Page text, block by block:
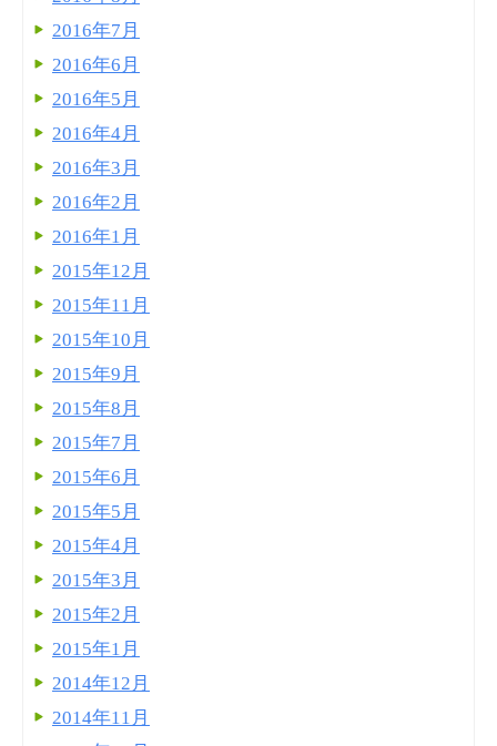
2016年7月
2016年6月
2016年5月
2016年4月
2016年3月
2016年2月
2016年1月
2015年12月
2015年11月
2015年10月
2015年9月
2015年8月
2015年7月
2015年6月
2015年5月
2015年4月
2015年3月
2015年2月
2015年1月
2014年12月
2014年11月